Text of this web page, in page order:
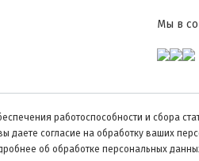
Мы в
работоспособности и сбора
даете согласие на обработку ваших
об обработке персональных